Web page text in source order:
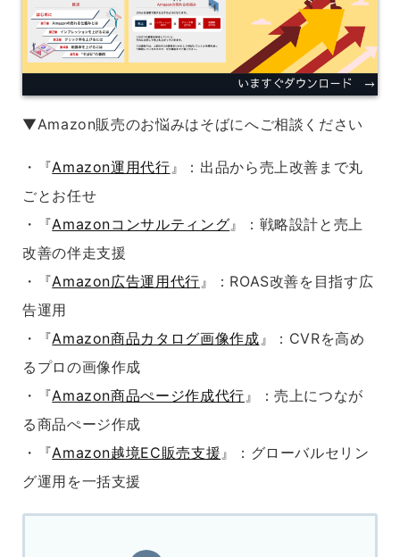
▼Amazon販売のお悩みはそばにへご相談ください
・『Amazon運用代行 』：出品から売上改善まで丸
ごとお任せ
・『Amazonコンサルティング 』：戦略設計と売上
改善の伴走支援
・『Amazon広告運用代行 』：ROAS改善を目指す広
告運用
・『Amazon商品カタログ画像作成 』：CVRを高め
るプロの画像作成
・『Amazon商品ぺージ作成代行 』：売上につなが
る商品ぺージ作成
・『Amazon越境EC販売支援 』：グローバルセリン
グ運用を一括支援